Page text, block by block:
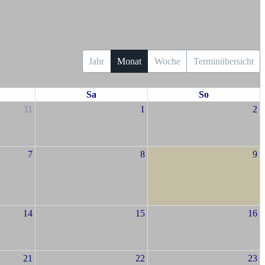
Jahr Monat Woche Terminübersicht
Sa
So
31
1 2
7 8 9
14 15 16
21 22 23